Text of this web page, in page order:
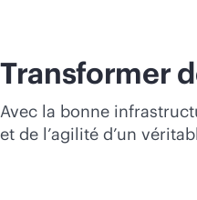
Transformer
Avec la bonne
et de l’agilité d’un